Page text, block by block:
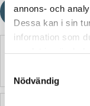
annons- och
Dessa kan i sin
information som
Nödvändig